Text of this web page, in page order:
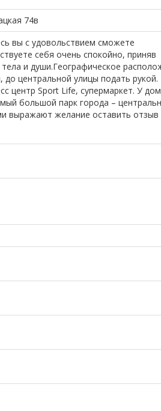
74в
вы с удовольствием сможете
себя очень спокойно, приняв
и души.Географическое
центральной улицы подать рукой.
центр Sport Life, супермаркет. У
большой парк города –
выражают желание оставить отзыв